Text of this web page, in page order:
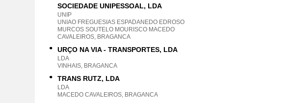
SOCIEDADE UNIPESSOAL, LDA
UNIP
UNIAO FREGUESIAS ESPADANEDO EDROSO
MURCOS SOUTELO MOURISCO MACEDO
CAVALEIROS, BRAGANCA
URÇO NA VIA - TRANSPORTES, LDA
LDA
VINHAIS, BRAGANCA
TRANS RUTZ, LDA
LDA
MACEDO CAVALEIROS, BRAGANCA